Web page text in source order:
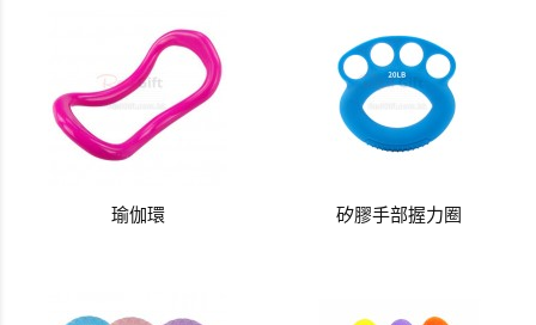
瑜伽環 矽膠手部握力圈